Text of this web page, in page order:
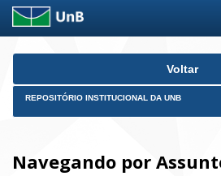
Skip
Voltar
REPOSITÓRIO INSTITUCIONAL DA UNB
Navegando por